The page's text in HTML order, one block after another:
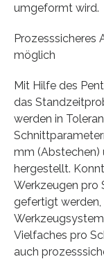
umgeformt wird.
Prozesssicheres
möglich
Mit Hilfe des
das
werden in
mm (Abstechen)
hergestellt.
Werkzeugen pro
gefertigt
Vielfaches pro
auch